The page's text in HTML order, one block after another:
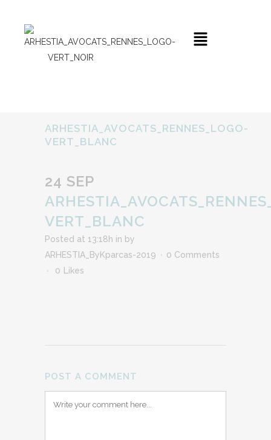
ARHESTIA_AVOCATS_RENNES_LOGO-
VERT_BLANC
24 SEP
VERT_BLANC
Posted at 13:18h in by
ARHESTIA_ByKparcas-2019
0 Comments
0
Likes
POST A COMMENT